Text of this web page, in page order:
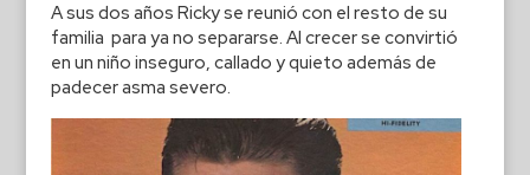
A sus dos años Ricky se reunió con el resto de su
familia para ya no separarse. Al crecer se convirtió
en un niño inseguro, callado y quieto además de
padecer asma severo.